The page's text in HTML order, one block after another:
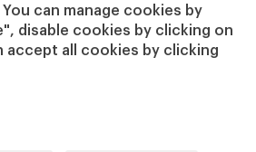
You can manage cookies by
disable cookies by clicking on
accept all cookies by clicking